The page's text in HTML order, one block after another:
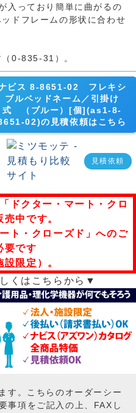
入っており簡単に曲がるの
ドフレームの形状に合わせ
0-835-31）。
ビス 8-8651-02 フレキシ
ブルベッドネーム／引掛け
式 （ブルー）[個](as1-8-
02)の見積依頼はこちら
見積依頼
ドクター・マート・クロ
中です。
ト・クローズド」へのご
要です
設限定 ）。
くはこちらから▼
す。こちらのオーダーシー
事項をご記入の上、FAXし